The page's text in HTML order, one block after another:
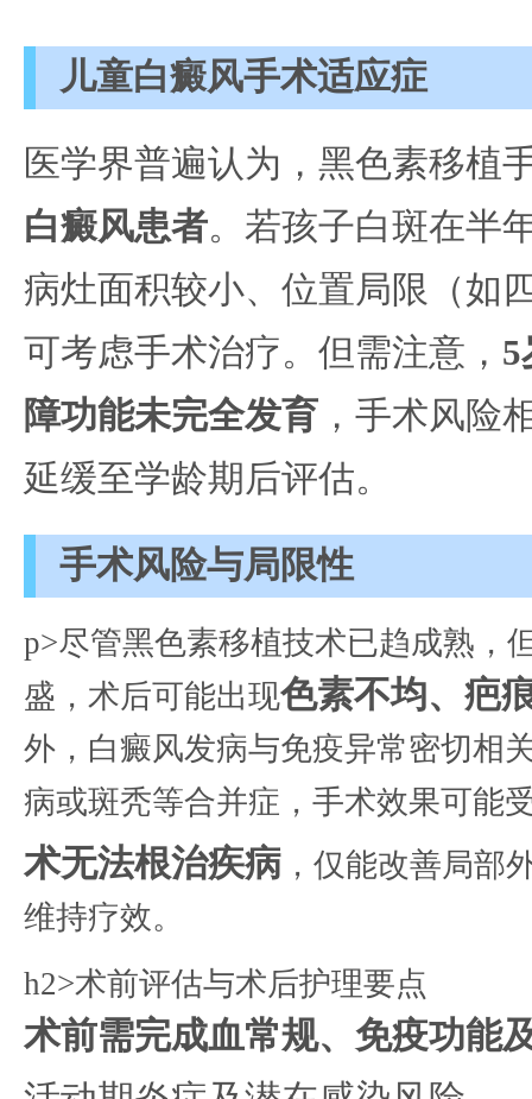
儿童白癜风手术适应症
医学界普遍认为，黑色素移植
白癜风患者。若孩子白斑在半
病灶面积较小、位置局限（如
可考虑手术治疗。但需注意， 5
障功能未完全发育 ，手术风险
延缓至学龄期后评估。
手术风险与局限性
p>尽管黑色素移植技术已趋成熟，
盛，术后可能出现色素不均、疤
外，白癜风发病与免疫异常密切相
病或斑秃等合并症，手术效果可能
术无法根治疾病 ，仅能改善局部
维持疗效。
h2>术前评估与术后护理要点
术前需完成血常规、免疫功能